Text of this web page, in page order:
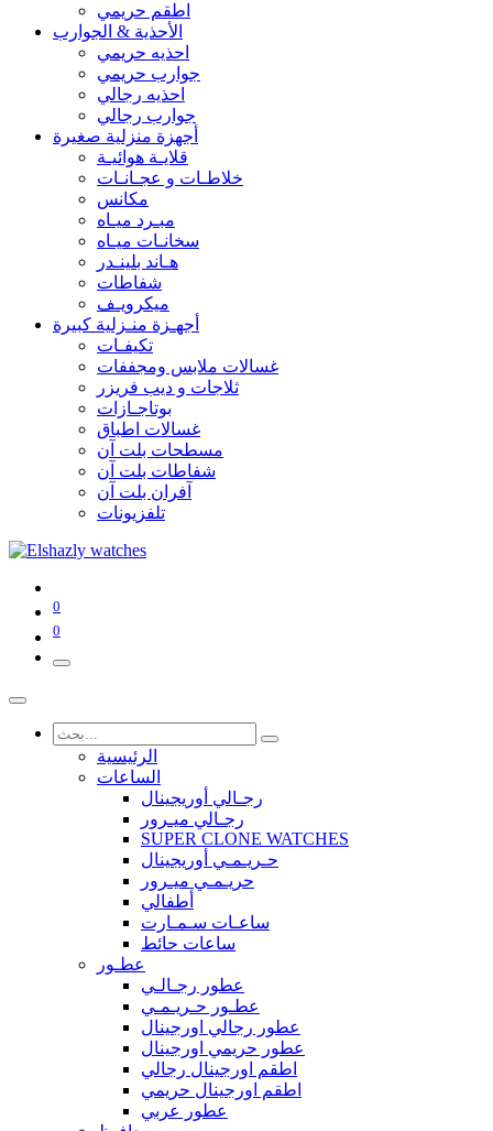
اطقم حريمي
الأحذية & الجوارب
احذيه حريمي
جوارب حريمي
احذيه رجالي
جوارب رجالي
أجهزة منزلية صغيرة
قلايـة هوائيـة
خلاطـات و عجـانـات
مكانس
مبـرد ميـاه
سخانـات ميـاه
هـاند بلينـدر
شفاطات
ميكرويـف
أجهـزة منـزلية كبيرة
تكيفـات
غسالات ملابس ومجففات
ثلاجات و ديب فريزر
بوتاجـازات
غسالات اطباق
مسطحات بلت آن
شفاطات بلت آن
آفران بلت آن
تلفزيونات
0
0
الرئيسية
الساعات
رجـالي أوريجينال
رجـالي ميـرور
SUPER CLONE WATCHES
حـريـمـي أوريجينال
حريـمـي ميـرور
أطفالي
ساعـات سـمـارت
ساعات حائط
عطـور
عطور رجـالـي
عطـور حـريـمـي
عطور رجالي اورجينال
عطور حريمي اورجينال
اطقم اورجينال رجالي
اطقم اورجينال حريمي
عطور عربي